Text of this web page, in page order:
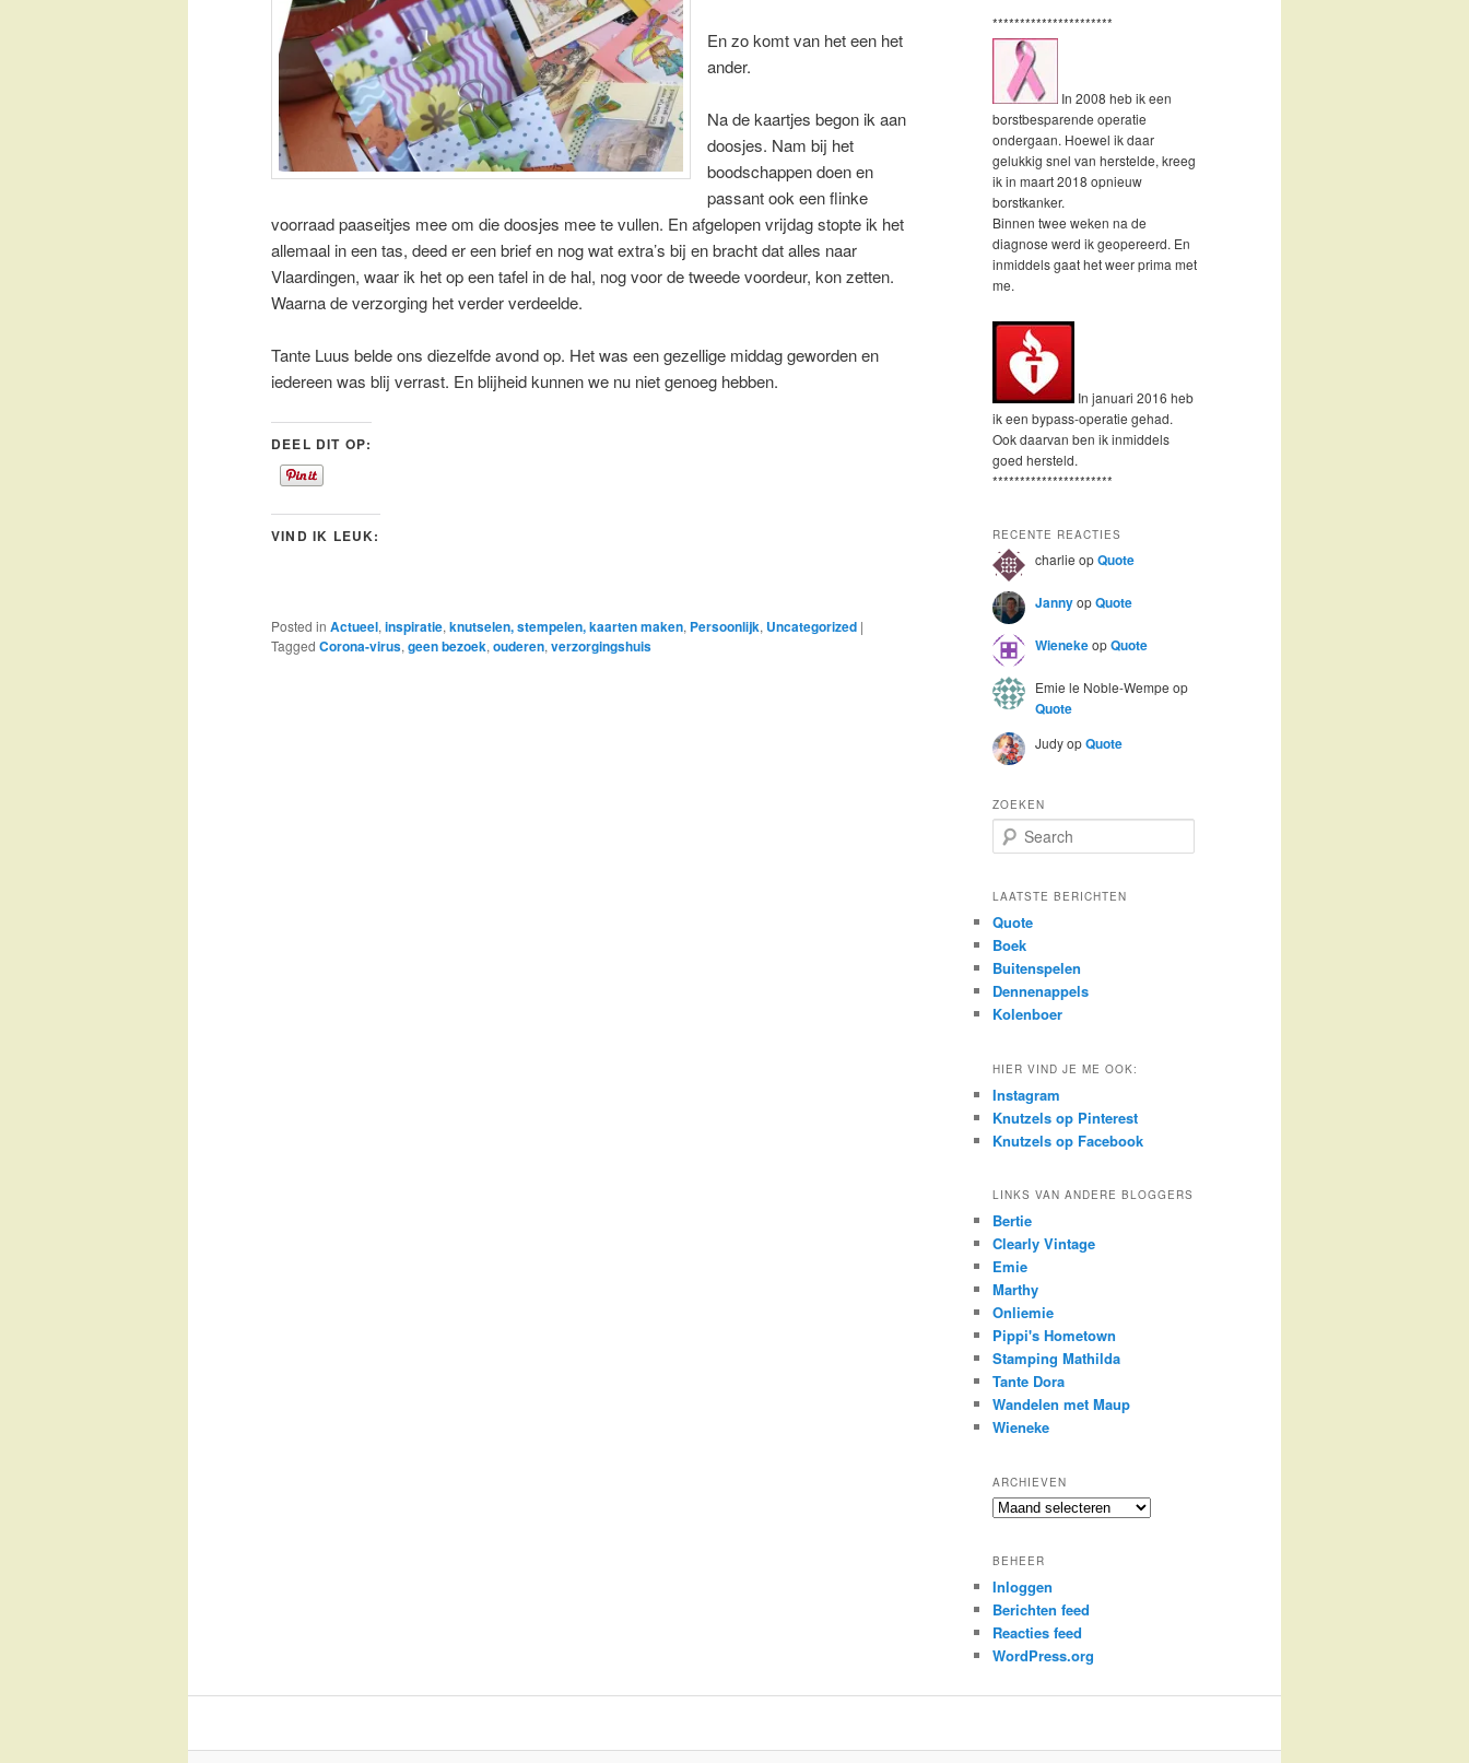
En zo komt van het een het
ander.
Na de kaartjes begon ik aan
doosjes. Nam bij het
boodschappen doen en
passant ook een flinke
voorraad paaseitjes mee om die doosjes mee te vullen. En afgelopen vrijdag stopte ik het
allemaal in een tas, deed er een brief en nog wat extra’s bij en bracht dat alles naar
Vlaardingen, waar ik het op een tafel in de hal, nog voor de tweede voordeur, kon zetten.
Waarna de verzorging het verder verdeelde.
Tante Luus belde ons diezelfde avond op. Het was een gezellige middag geworden en
iedereen was blij verrast. En blijheid kunnen we nu niet genoeg hebben.
DEEL DIT OP:
VIND IK LEUK:
Posted in Actueel, inspiratie, knutselen, stempelen, kaarten maken, Persoonlijk, Uncategorized |
Tagged Corona-virus, geen bezoek, ouderen, verzorgingshuis
**********************
In 2008 heb ik een
borstbesparende operatie
ondergaan. Hoewel ik daar
gelukkig snel van herstelde, kreeg
ik in maart 2018 opnieuw
borstkanker.
Binnen twee weken na de
diagnose werd ik geopereerd. En
inmiddels gaat het weer prima met
me.
In januari 2016 heb
ik een bypass-operatie gehad.
Ook daarvan ben ik inmiddels
goed hersteld.
**********************
RECENTE REACTIES
charlie opQuote
JannyopQuote
WienekeopQuote
Emie le Noble-Wempe op
Quote
JudyopQuote
ZOEKEN
e
r
h
LAATSTE BERICHTEN
Quote
Boek
Buitenspelen
Dennenappels
Kolenboer
HIER VIND JE ME OOK:
Instagram
Knutzels op Pinterest
Knutzels op Facebook
LINKS VAN ANDERE BLOGGERS
Bertie
Clearly Vintage
Emie
Marthy
Onliemie
Pippi's Hometown
Stamping Mathilda
Tante Dora
Wandelen met Maup
Wieneke
ARCHIEVEN
Archieven
BEHEER
Inloggen
Berichten feed
Reacties feed
WordPress.org